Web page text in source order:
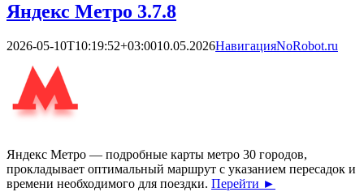
Яндекс Метро 3.7.8
2026-05-10T10:19:52+03:0010.05.2026НавигацияNoRobot.ru
Яндекс Метро — подробные карты метро 30 городов,
прокладывает оптимальный маршрут с указанием пересадок и
времени необходимого для поездки. Перейти ►